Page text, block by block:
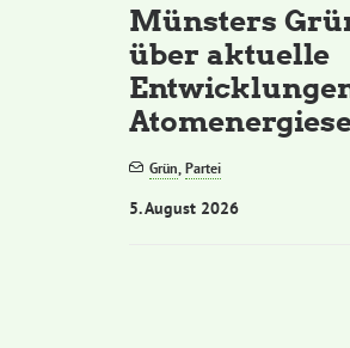
Münsters
über aktuelle
Grün,Partei
5. August 2026